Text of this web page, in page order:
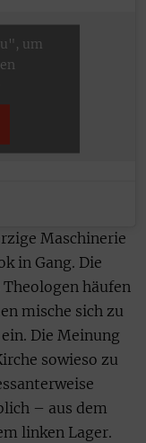
um
Maschinerie
in Gang. Die
häufen
mische sich zu
Die Meinung
sowieso zu
– aus dem
linken Lager.